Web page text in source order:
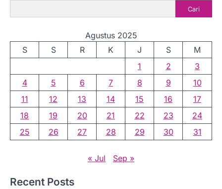
Cari
Agustus 2025
S
S R K J S
M
1
2
3
4
5 6 7 8 9
10
11
12 13 14 15 16
17
18
19 20 21 22 23
24
25
26 27 28 29 30 31
« Jul Sep »
Recent Posts